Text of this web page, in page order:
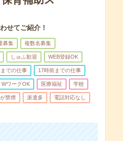
せてご紹介！
募集 複数名募集
しゅふ歓迎 WEB登録OK
での仕事 17時前までの仕事
WワークOK 医療福祉 学校
禁煙 派遣多 電話対応なし